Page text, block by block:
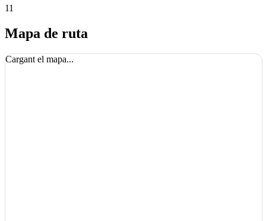
11
Mapa de ruta
Cargant el mapa...